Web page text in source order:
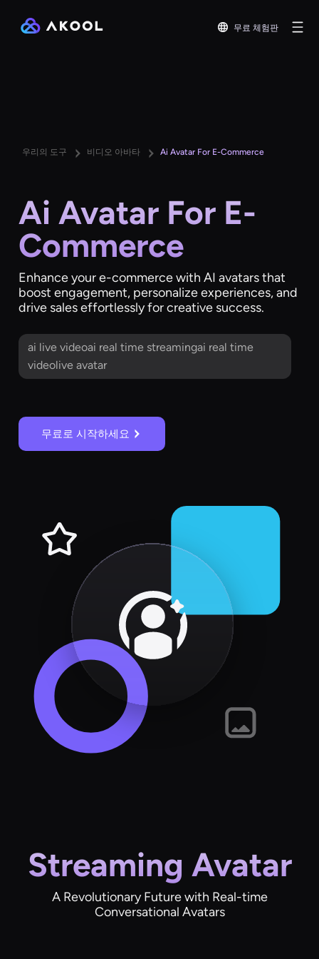
무료 체험판
우리의 도구 비디오 아바타 Ai Avatar For E-Commerce
Ai Avatar For E-
Commerce
Enhance your e-commerce with AI avatars that
boost engagement, personalize experiences, and
drive sales effortlessly for creative success.
ai live videoai real time streamingai real time
videolive avatar
무료로 시작하세요
Streaming Avatar
A Revolutionary Future with Real-time
Conversational Avatars